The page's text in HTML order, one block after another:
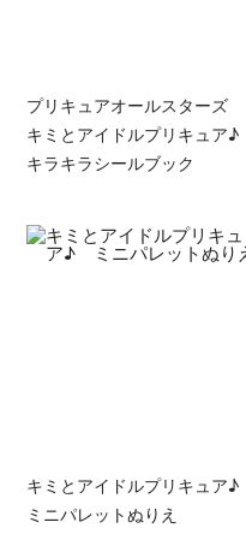
プリキュアオールスターズ
キミとアイドルプリキュア♪
キラキラシールブック
キミとアイドルプリキュア♪
ミニパレットぬりえ